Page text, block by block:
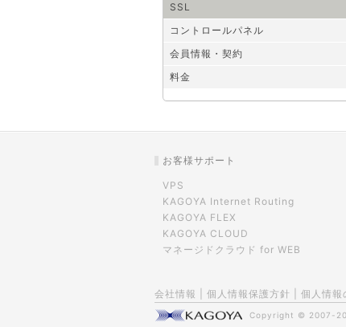
SSL
コントロールパネル
会員情報・契約
料金
お客様サポート
VPS
KAGOYA Internet Routing
KAGOYA FLEX
KAGOYA CLOUD
マネージドクラウド for WEB
会社情報 個人情報保護方針 個人情報
Copyright © 2007-